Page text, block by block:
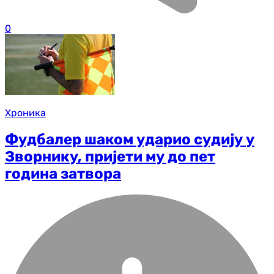
0
Хроника
Фудбалер шаком ударио судију у
Зворнику, пријети му до пет
година затвора